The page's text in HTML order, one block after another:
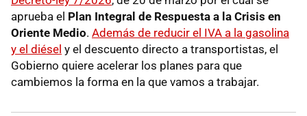
aprueba el Plan Integral de Respuesta a la Crisis en
Oriente Medio. Además de reducir el IVA a la gasolina
y el diésel y el descuento directo a transportistas, el
Gobierno quiere acelerar los planes para que
cambiemos la forma en la que vamos a trabajar.